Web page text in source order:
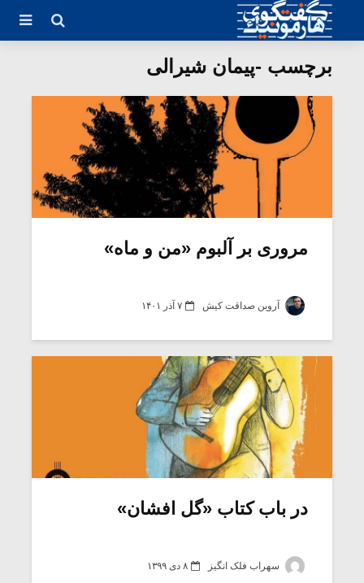
برچسب -پیمان شیرالی
مروری بر آلبوم «من و ماه»
آروین صداقت کیش ۷ آذر ۱۴۰۱
در باب کتاب «گل افشان»
سهراب فلک انگیز ۸ دی ۱۳۹۹